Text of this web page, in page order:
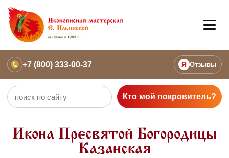
+7 (800) 333-00-37 Я Отзывы
Кто мой покровитель?
Икона Пресвятой Богородицы
Казанская